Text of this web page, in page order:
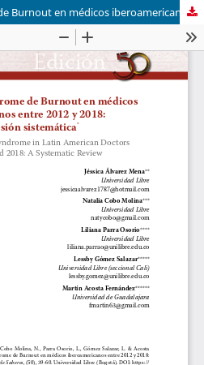
Prevalencia del síndrome de Burnout en médicos iberoamericanos entre 2012 y 2018: una revisión sistemática